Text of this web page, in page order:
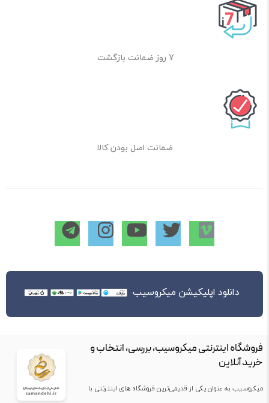
7 روز ضمانت بازگشت
ضمانت اصل بودن کالا
دانلود اپلیکیشن میکروسیب
فروشگاه اینترنتی میکروسیب، بررسی، انتخاب و
خرید آنلاین
میکروسیب به عنوان یکی از قدیمی‌ترین فروشگاه های اینترنتی با